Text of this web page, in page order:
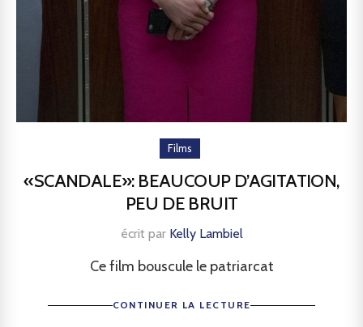
Films
«SCANDALE»: BEAUCOUP D’AGITATION,
PEU DE BRUIT
écrit par Kelly Lambiel
Ce film bouscule le patriarcat
CONTINUER LA LECTURE